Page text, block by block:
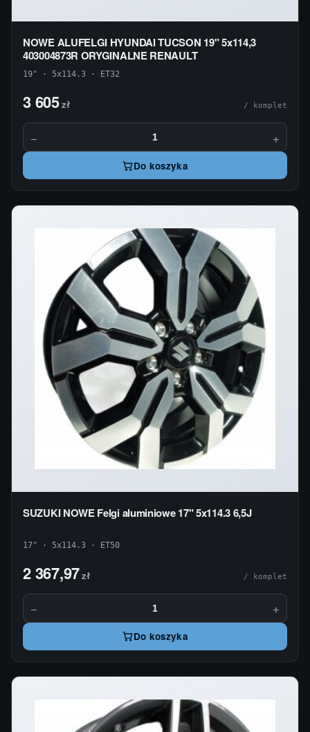
NOWE ALUFELGI HYUNDAI TUCSON 19" 5x114,3
403004873R ORYGINALNE RENAULT
19" · 5x114.3 · ET32
3 605zł / komplet
− +
Do koszyka
SUZUKI NOWE Felgi aluminiowe 17" 5x114.3 6,5J
17" · 5x114.3 · ET50
2 367,97zł / komplet
− +
Do koszyka